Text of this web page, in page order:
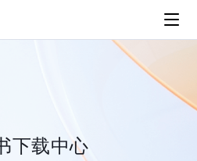
下载中心